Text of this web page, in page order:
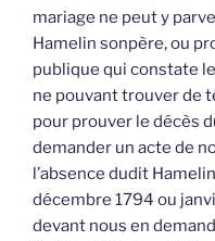
mariage ne peut y
Hamelin sonpère, ou
publique qui constate
ne pouvant trouver de
pour prouver le décès
demander un acte de
l’absence dudit
décembre 1794 ou
devant nous en